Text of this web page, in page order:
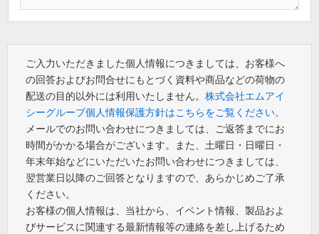
ご入力いただきました個人情報につきましては、お客様へ
の回答およびお問合せにもとづく資料や商品などの荷物の
配送の目的以外には利用いたしません。 株式会社エムアイ
シーグループ個人情報保護方針はこちらをご覧ください。
メールでのお問い合わせにつきましては、ご返答までにお
時間がかかる場合がございます。また、土曜日・日曜日・
年末年始などにいただいたお問い合わせにつきましては、
翌営業日以降のご回答となりますので、あらかじめご了承
ください。
お客様の個人情報は、当社から、イベント情報、製品およ
びサービスに関連する最新情報等の連絡を差し上げるため